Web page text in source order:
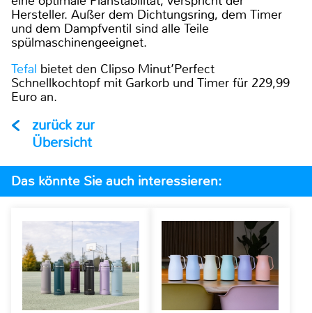
Hersteller. Außer dem Dichtungsring, dem Timer
und dem Dampfventil sind alle Teile
spülmaschinengeeignet.
Tefal bietet den Clipso Minut’Perfect
Schnellkochtopf mit Garkorb und Timer für 229,99
Euro an.
zurück zur
Übersicht
Das könnte Sie auch interessieren: